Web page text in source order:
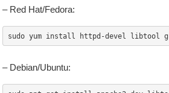
– Red Hat/Fedora:
sudo yum install httpd-devel libtool
– Debian/Ubuntu: